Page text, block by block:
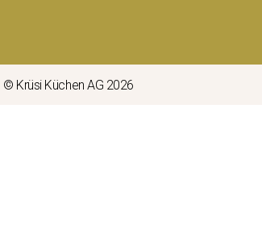
© Krüsi Küchen AG 2026